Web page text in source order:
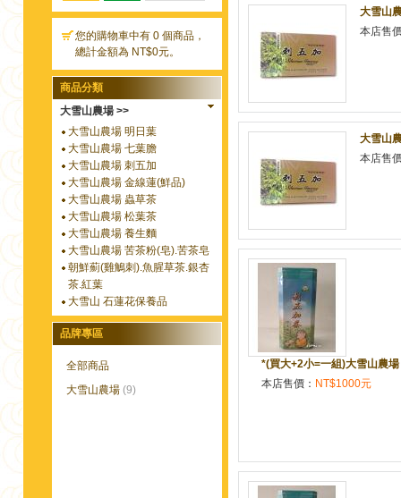
您的購物車中有 0 個商品，
總計金額為 NT$0元。
商品分類
大雪山農場 >>
大雪山農場 明日葉
大雪山農場 七葉膽
大雪山農場 刺五加
大雪山農場 金線蓮(鮮品)
大雪山農場 蟲草茶
大雪山農場 松葉茶
大雪山農場 養生麵
大雪山農場 苦茶粉(皂).苦茶皂
朝鮮薊(雞鵤刺).魚腥草茶.銀杏
茶.紅葉
大雪山 石蓮花保養品
品牌專區
全部商品
大雪山農場 (9)
大雪山
本店售
大雪山
本店售
*(買大+2小=一組)大雪山農
本店售價： NT$1000元